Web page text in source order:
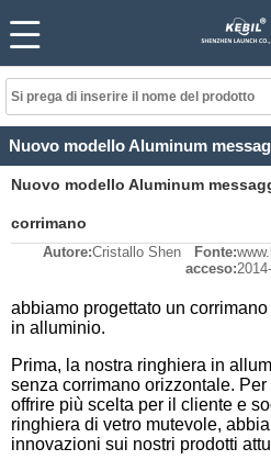
Nuovo modello Aluminum
corrimano
Autore:Cristallo Shen Fonte:
acceso:
abbiamo progettato un
in alluminio.
Prima, la nostra ringhiera in
senza corrimano orizzontale.
offrire più scelta per il cliente e
ringhiera di vetro mutevole,
innovazioni sui nostri prodotti